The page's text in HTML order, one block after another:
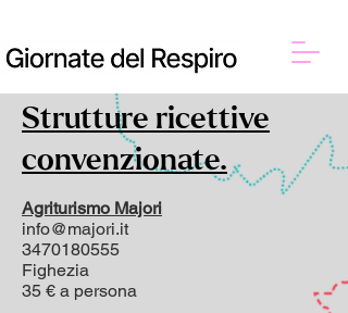
Strutture ricettive
convenzionate.
Agriturismo Majori
info@majori.it
3470180555
Fighezia
35 € a persona